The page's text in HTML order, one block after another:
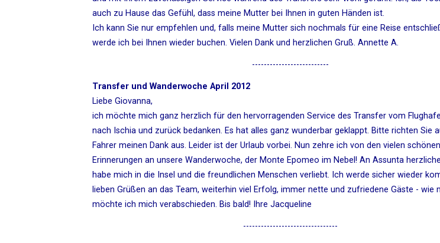
auch zu Hause das Gefühl, dass meine Mutter bei Ihnen in guten Händen ist.
Ich kann Sie nur empfehlen und, falls meine Mutter sich nochmals für eine Reise
werde ich bei Ihnen wieder buchen. Vielen Dank und herzlichen Gruß. Annette A.
--------------------------
Transfer und Wanderwoche April 2012
Liebe Giovanna,
ich möchte mich ganz herzlich für den hervorragenden Service des Transfer vom
nach Ischia und zurück bedanken. Es hat alles ganz wunderbar geklappt. Bitte richten Sie
Fahrer meinen Dank aus. Leider ist der Urlaub vorbei. Nun zehre ich von den vielen schönen
Erinnerungen an unsere Wanderwoche, der Monte Epomeo im Nebel! An Assunta
habe mich in die Insel und die freundlichen Menschen verliebt. Ich werde sicher wieder
lieben Grüßen an das Team, weiterhin viel Erfolg, immer nette und zufriedene Gäste - wie
möchte ich mich verabschieden. Bis bald! Ihre Jacqueline
--------------------------------